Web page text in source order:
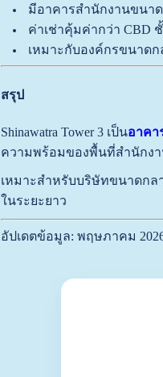
มีอาคารสำนักงานขนา
ค่าเช่าคุ้มค่ากว่า CBD
เหมาะกับองค์กรขนาด
สรุป
Shinawatra Tower 3 เป็นอาคา
ความพร้อมของพื้นที่สำนักง
เหมาะสำหรับบริษัทขนาดก
ในระยะยาว
อัปเดตข้อมูล: พฤษภาคม